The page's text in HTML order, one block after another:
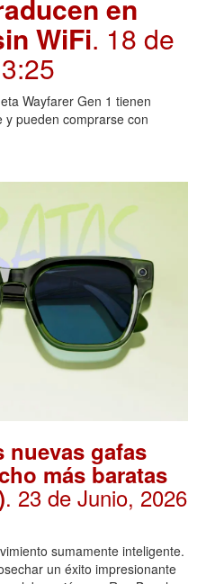
en
WiFi. 18 de
Wayfarer Gen 1 tienen
pueden comprarse con
nuevas gafas
más baratas
. 23 de Junio, 2026
sumamente inteligente.
un éxito impresionante